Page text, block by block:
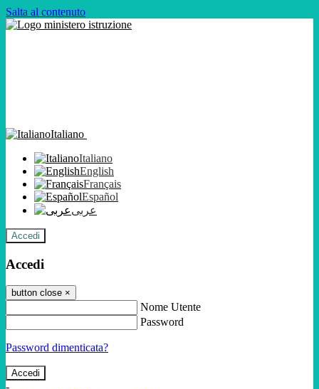
Salta al contenuto
Italiano
Italiano
English
Français
Español
عربى
Accedi
Accedi
button close ×
Nome Utente
Password
Password dimenticata?